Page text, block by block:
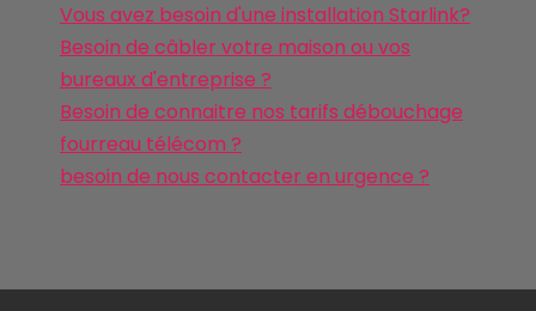
Vous avez besoin d'une installation Starlink?
Besoin de câbler votre maison ou vos
bureaux d'entreprise ?
Besoin de connaitre nos tarifs débouchage
fourreau télécom ?
besoin de nous contacter en urgence ?